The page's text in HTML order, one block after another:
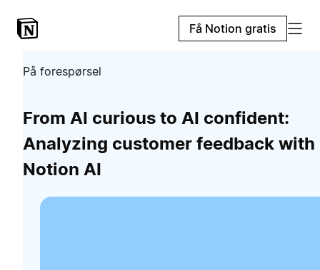
Få Notion gratis
På forespørsel
From AI curious to AI confident:
Analyzing customer feedback with
Notion AI